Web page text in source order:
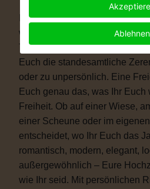
Immer mehr Paare wünschen
wirklich zu ihnen passt.
Trauung nicht das Richtige für
Euch die standesamtliche
oder zu unpersönlich. Eine
Euch genau das, was Ihr Euch
Freiheit. Ob auf einer Wiese,
einer Scheune oder im
entscheidet, wo Ihr Euch das
romantisch, modern, elegant,
außergewöhnlich – Eure
wie Ihr seid. Mit persönlichen
Ablehnen